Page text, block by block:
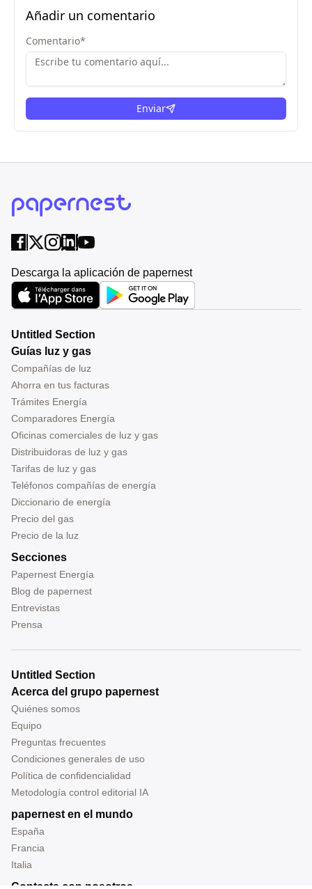
Añadir un comentario
Comentario*
Enviar
Descarga la aplicación de papernest
Untitled Section
Guías luz y gas
Compañías de luz
Ahorra en tus facturas
Trámites Energía
Comparadores Energía
Oficinas comerciales de luz y gas
Distribuidoras de luz y gas
Tarifas de luz y gas
Teléfonos compañías de energía
Diccionario de energía
Precio del gas
Precio de la luz
Secciones
Papernest Energía
Blog de papernest
Entrevistas
Prensa
Untitled Section
Acerca del grupo papernest
Quiénes somos
Equipo
Preguntas frecuentes
Condiciones generales de uso
Política de confidencialidad
Metodología control editorial IA
papernest en el mundo
España
Francia
Italia
Contacta con nosotros